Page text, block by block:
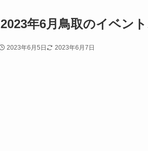
2023年6月鳥取のイベン
2023年6月5日 2023年6月7日